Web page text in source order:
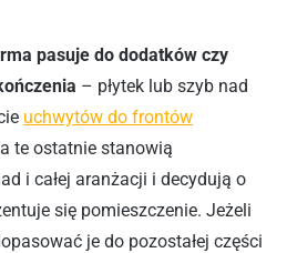
pasuje do dodatków czy
– płytek lub szyb nad
uchwytów do frontów
te ostatnie stanowią
i całej aranżacji i decydują o
się pomieszczenie. Jeżeli
je do pozostałej części